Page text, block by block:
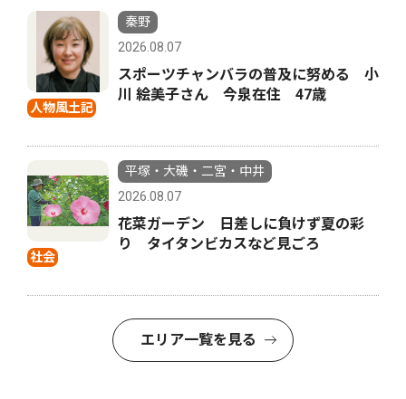
人物風土記
秦野
2026.08.07
スポーツチャンバラの普及に努める 小
川 絵美子さん 今泉在住 47歳
社会
平塚・大磯・二宮・中井
2026.08.07
花菜ガーデン 日差しに負けず夏の彩
り タイタンビカスなど見ごろ
エリア一覧を見る